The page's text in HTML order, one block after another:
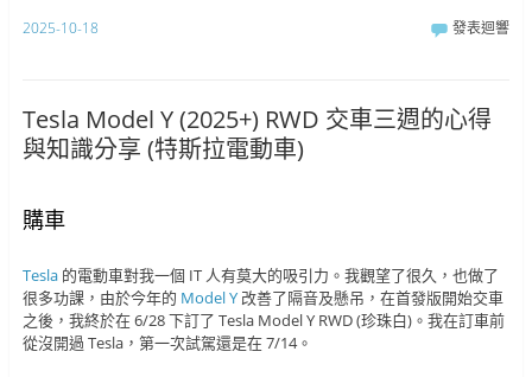
2025-10-18 發表迴響
Tesla Model Y (2025+) RWD 交車三週的心得
與知識分享 (特斯拉電動車)
購車
Tesla的電動車對我一個 IT 人有莫大的吸引力。我觀望了很久，也做了
很多功課，由於今年的 Model Y改善了隔音及懸吊，在首發版開始交車
之後，我終於在 6/28 下訂了 Tesla Model Y RWD (珍珠白)。我在訂車前
從沒開過 Tesla，第一次試駕還是在 7/14。